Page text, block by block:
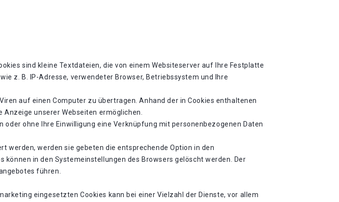
sind kleine Textdateien, die von einem Websiteserver auf Ihre Festplatte
z. B. IP-Adresse, verwendeter Browser, Betriebssystem und Ihre
auf einen Computer zu übertragen. Anhand der in Cookies enthaltenen
unserer Webseiten ermöglichen.
ohne Ihre Einwilligung eine Verknüpfung mit personenbezogenen Daten
werden, werden sie gebeten die entsprechende Option in den
in den Systemeinstellungen des Browsers gelöscht werden. Der
führen.
eingesetzten Cookies kann bei einer Vielzahl der Dienste, vor allem